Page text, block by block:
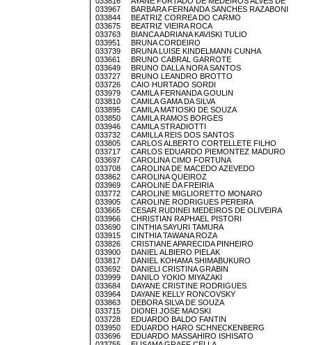
033967 BARBARA FERNANDA SANCHES RAZABONI
033844 BEATRIZ CORREA DO CARMO
033675 BEATRIZ VIEIRA ROCA
033763 BIANCA ADRIANA KAVISKI TULIO
033951 BRUNA CORDEIRO
033739 BRUNA LUISE KINDELMANN CUNHA
033661 BRUNO CABRAL GARROTE
033649 BRUNO DALLA NORA SANTOS
033727 BRUNO LEANDRO BROTTO
033726 CAIO HURTADO SORDI
033979 CAMILA FERNANDA GOULIN
033810 CAMILA GAMA DA SILVA
033895 CAMILA MATIOSKI DE SOUZA
033850 CAMILA RAMOS BORGES
033946 CAMILA STRADIOTTI
033732 CAMILLA REIS DOS SANTOS
033805 CARLOS ALBERTO CORTELLETE FILHO
033717 CARLOS EDUARDO PIEMONTEZ MADURO
033697 CAROLINA CIMO FORTUNA
033708 CAROLINA DE MACEDO AZEVEDO
033862 CAROLINA QUEIROZ
033969 CAROLINE DA FREIRIA
033772 CAROLINE MIGLIORETTO MONARO
033905 CAROLINE RODRIGUES PEREIRA
033665 CESAR RUDINEI MEDEIROS DE OLIVEIRA
033966 CHRISTIAN RAPHAEL PISTORI
033690 CINTHIA SAYURI TAMURA
033915 CINTHIA TAWANA ROZA
033826 CRISTIANE APARECIDA PINHEIRO
033900 DANIEL ALBIERO PIELAK
033817 DANIEL KOHAMA SHIMABUKURO
033692 DANIELI CRISTINA GRABIN
033999 DANILO YOKIO MIYAZAKI
033684 DAYANE CRISTINE RODRIGUES
033964 DAYANE KELLY RONCOVSKY
033863 DEBORA SILVA DE SOUZA
033715 DIONEI JOSE MAOSKI
033728 EDUARDO BALDO FANTIN
033950 EDUARDO HARO SCHNECKENBERG
033696 EDUARDO MASSAHIRO ISHISATO